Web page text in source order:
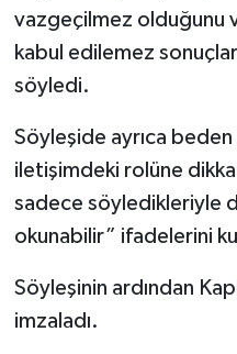
vazgeçilmez olduğunu
kabul edilemez
söyledi.
Söyleşide ayrıca
iletişimdeki rolüne
sadece söyledikleriyle
okunabilir” ifadelerini
Söyleşinin ardından
imzaladı.